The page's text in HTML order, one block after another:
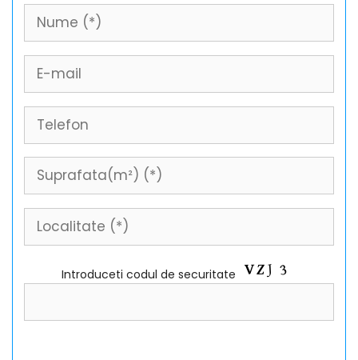
Introduceti codul de securitate